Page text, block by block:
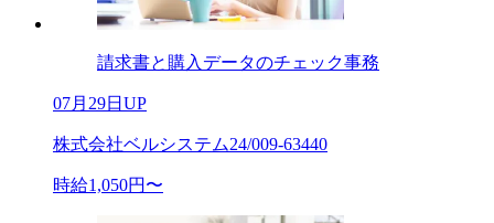
請求書と購入データのチェック事務
07月29日UP
株式会社ベルシステム24/009-63440
時給1,050円〜